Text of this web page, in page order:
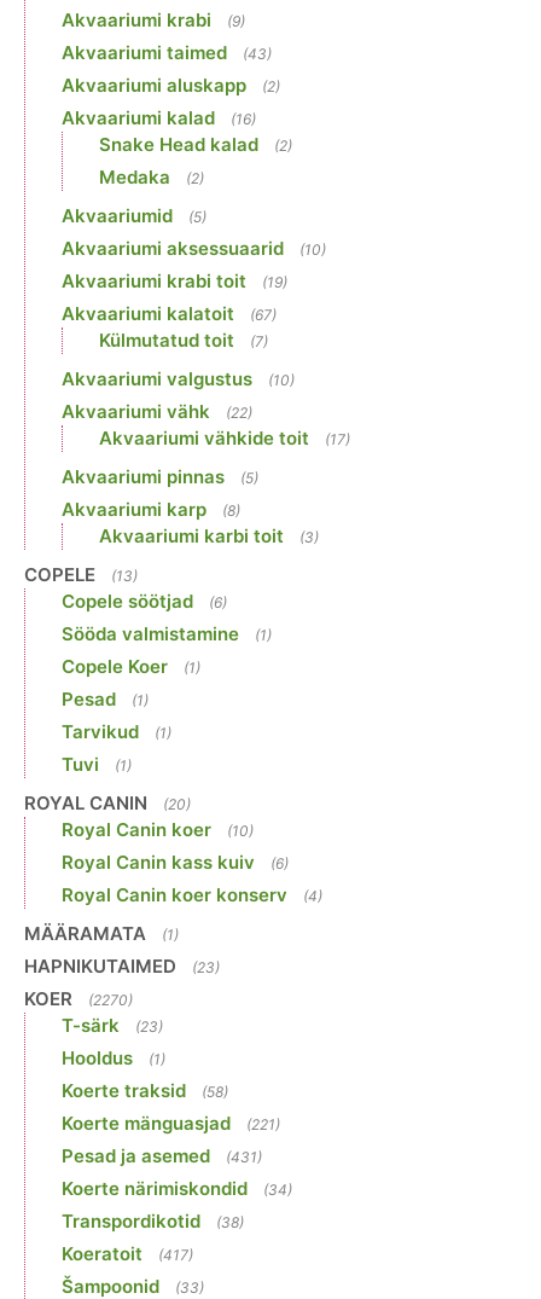
Akvaariumi krabi (9)
Akvaariumi taimed (43)
Akvaariumi aluskapp (2)
Akvaariumi kalad (16)
Snake Head kalad (2)
Medaka (2)
Akvaariumid (5)
Akvaariumi aksessuaarid (10)
Akvaariumi krabi toit (19)
Akvaariumi kalatoit (67)
Külmutatud toit (7)
Akvaariumi valgustus (10)
Akvaariumi vähk (22)
Akvaariumi vähkide toit (17)
Akvaariumi pinnas (5)
Akvaariumi karp (8)
Akvaariumi karbi toit (3)
COPELE (13)
Copele söötjad (6)
Sööda valmistamine (1)
Copele Koer (1)
Pesad (1)
Tarvikud (1)
Tuvi (1)
ROYAL CANIN (20)
Royal Canin koer (10)
Royal Canin kass kuiv (6)
Royal Canin koer konserv (4)
MÄÄRAMATA (1)
HAPNIKUTAIMED (23)
KOER (2270)
T-särk (23)
Hooldus (1)
Koerte traksid (58)
Koerte mänguasjad (221)
Pesad ja asemed (431)
Koerte närimiskondid (34)
Transpordikotid (38)
Koeratoit (417)
Šampoonid (33)